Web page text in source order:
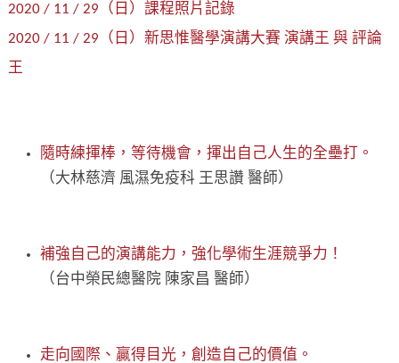
2020 / 11 / 29（日）課程照片記錄
2020 / 11 / 29（日）新思惟醫學演講大賽 演講王 與 評論
王
隨時練揮棒，等待機會，揮出自己人生的全壘打。
（大林慈濟 風濕免疫科 王思讚 醫師）
補強自己的演講能力，強化學術生涯競爭力！
（台中榮民總醫院 陳家昌 醫師）
走向國際、贏得目光，創造自己的價值。